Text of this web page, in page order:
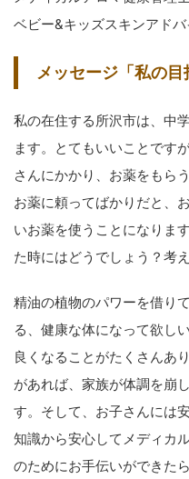
ベビー&キッズスキンアド
メッセージ「私の目
私の在住する所沢市は、中
ます。とてもいいことです
さんにかかり、お薬をもら
お薬に頼ってばかりだと、
いお薬を使うことになりま
た時にはどうでしょう？考
精油の植物のパワーを借り
る、健康な体になって欲し
良くなることがたくさんあ
があれば、家族が体調を崩
す。そして、お子さんには
知識から安心してメディカ
のためにお手伝いができた